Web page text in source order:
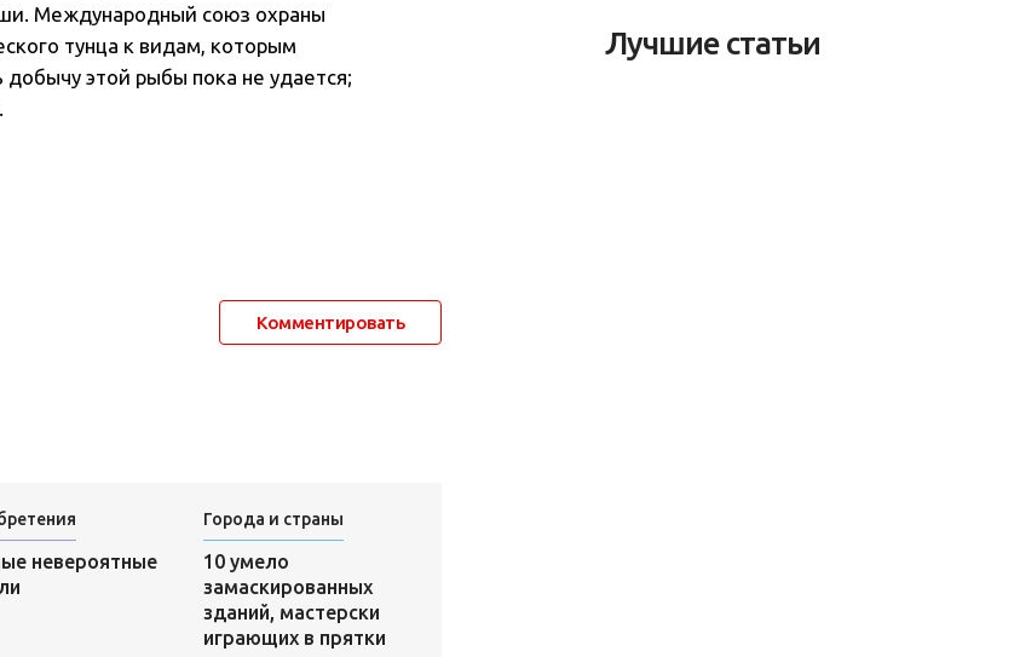
Международный союз охраны
тунца к видам, которым
этой рыбы пока не удается;
Комментировать
невероятные
Города и страны
10 умело
замаскированных
зданий, мастерски
играющих в прятки
Лучшие статьи